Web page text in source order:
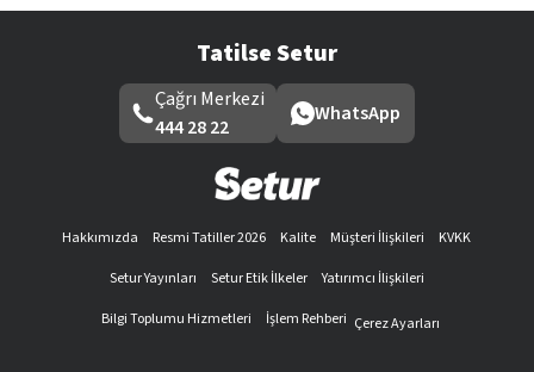
Tatilse Setur
Çağrı Merkezi
444 28 22
WhatsApp
Hakkımızda Resmi Tatiller 2026 Kalite Müşteri İlişkileri
KVKK
Setur Yayınları
Setur Etik İlkeler
Yatırımcı İlişkileri
Bilgi Toplumu Hizmetleri
İşlem Rehberi Çerez Ayarları